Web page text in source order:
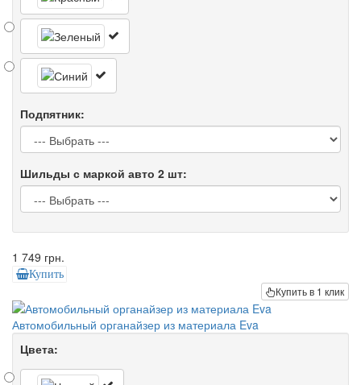
Подпятник:
Шильды с маркой авто 2 шт:
1 749 грн.
Купить
Купить в 1 клик
Автомобильный органайзер из материала Eva
Цвета: